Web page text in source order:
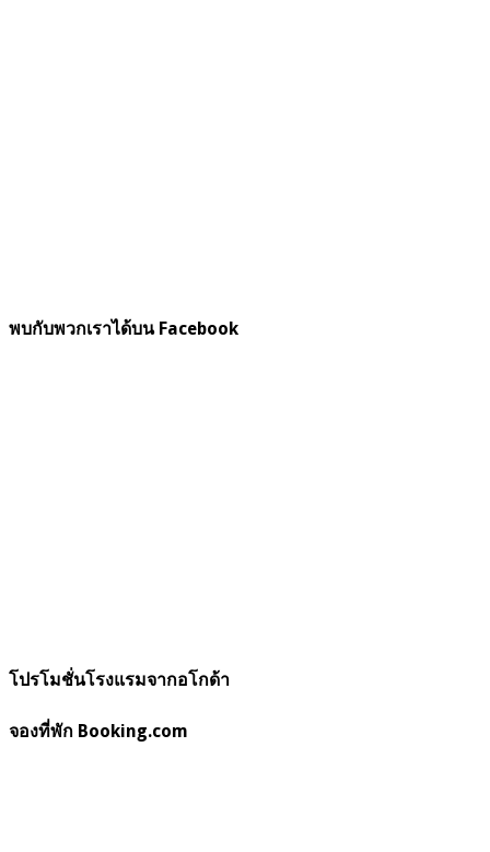
พบกับพวกเราได้บน Facebook
โปรโมชั่นโรงแรมจากอโกด้า
จองที่พัก Booking.com